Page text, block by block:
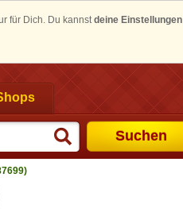
für Dich. Du kannstdeine Einstellungen
Suchen